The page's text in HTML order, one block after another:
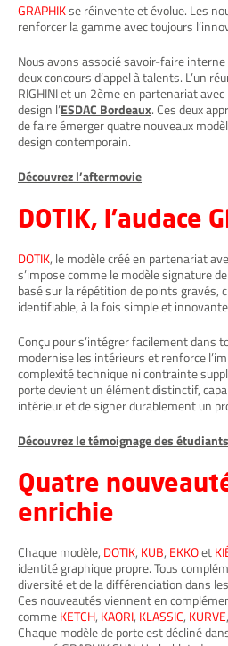
GRAPHIKse réinvente et évolue. Les
renforcer la gamme avec toujours
Nous avons associé savoir-faire interne
deux concours d’appel à talents. L’un
RIGHINI et un 2ème en partenariat
design l’ESDAC Bordeaux. Ces deux
de faire émerger quatre nouveaux
design contemporain.
Découvrez l’aftermovie
DOTIK, l’audace
DOTIK, le modèle créé en partenariat
s’impose comme le modèle signature de
basé sur la répétition de points gravés,
identifiable, à la fois simple et
Conçu pour s’intégrer facilement dans
modernise les intérieurs et renforce
complexité technique ni contrainte
porte devient un élément distinctif,
intérieur et de signer durablement un
Découvrez le témoignage des étudiants
Quatre
enrichie
Chaque modèle, DOTIK, KUB, EKKOet
identité graphique propre. Tous
diversité et de la différenciation dans
Ces nouveautés viennent en
commeKETCH, KAORI, KLASSIC, KURVE,
Chaque modèle de porte est décliné